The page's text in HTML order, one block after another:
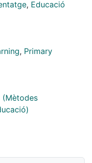
, Educació
, Primary
(Mètodes